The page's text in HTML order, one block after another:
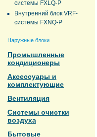
системы FXLQ-P
Внутренний блок VRF-
системы FXNQ-P
Наружные блоки
Промышленные
кондиционеры
Аксессуары и
комплектующие
Вентиляция
Системы очистки
воздуха
Бытовые